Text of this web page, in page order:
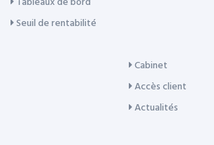
Seuil de rentabilité
Cabinet
Accès client
Actualités